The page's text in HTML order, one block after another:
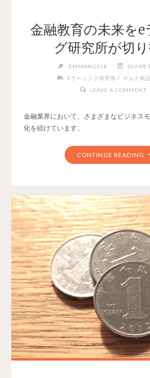
金融教育の未来をe
グ研究所が切り
EMMANUELE
2024年
Eラーニング研究所 / マルチ商品
LEAVE A COMMENT
金融業界において、さまざまなビジネス
化を続けています。
CONTINUE READING